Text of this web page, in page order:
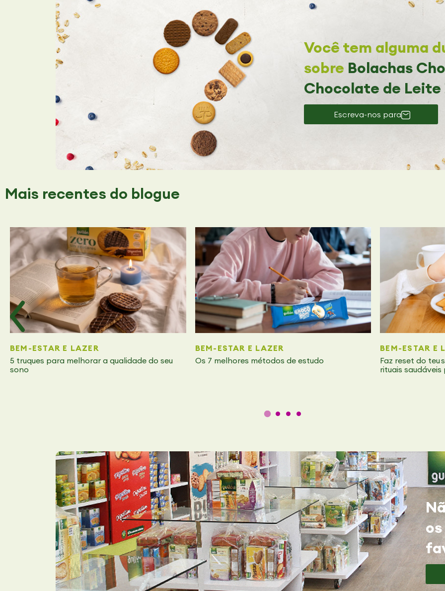
Você tem alguma
sobre Bolachas
Chocolate de Leite
Escreva-nos para
Mais recentes do blogue
5 truques para melhorar a qualidade do seu
sono
BEM-ESTAR E LAZER
Os 7 melhores métodos de estudo
BEM-ESTAR E LAZER
Faz reset do teu
rituais
BEM-ESTAR E